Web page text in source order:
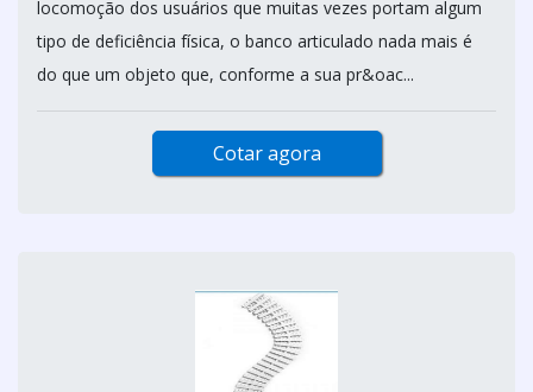
locomoção dos usuários que muitas vezes portam algum
tipo de deficiência física, o banco articulado nada mais é
do que um objeto que, conforme a sua pr&oac...
Cotar agora